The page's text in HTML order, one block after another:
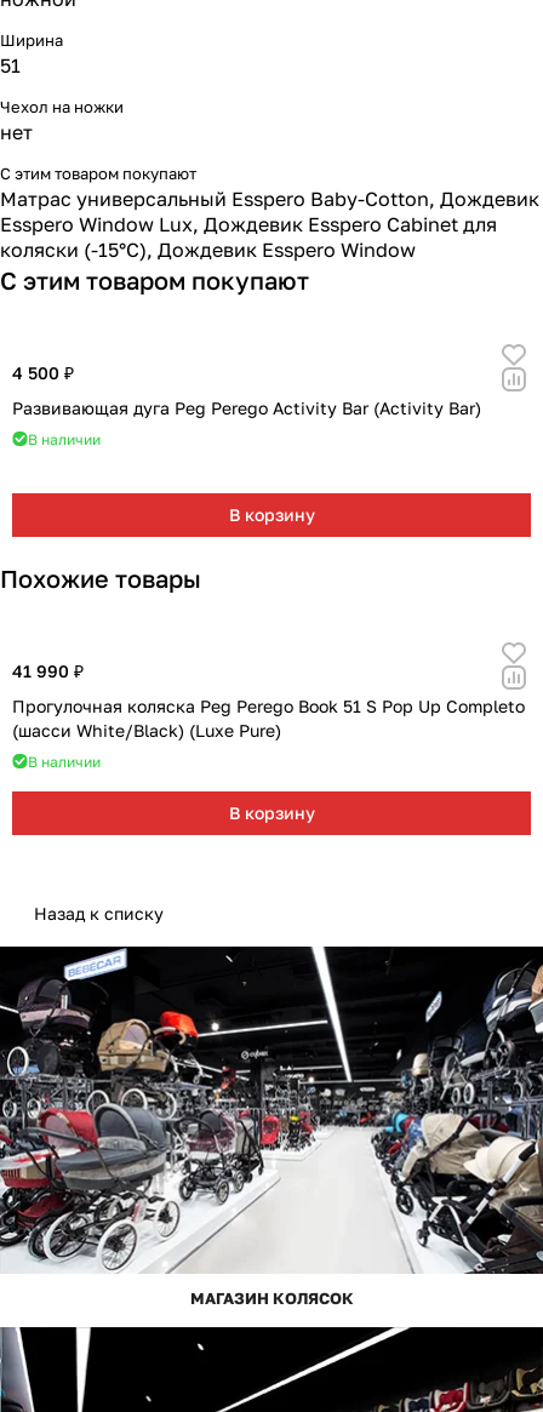
Ширина
51
Чехол на ножки
нет
С этим товаром покупают
Матрас универсальный Esspero Baby-Cotton, Дождевик
Esspero Window Lux, Дождевик Esspero Cabinet для
коляски (-15°С), Дождевик Esspero Window
С этим товаром покупают
4 500 ₽
Развивающая дуга Peg Perego Activity Bar (Activity Bar)
В наличии
В корзину
Похожие товары
41 990 ₽
Прогулочная коляска Peg Perego Book 51 S Pop Up Completo
(шасси White/Black) (Luxe Pure)
В наличии
В корзину
Назад к списку
МАГАЗИН КОЛЯСОК